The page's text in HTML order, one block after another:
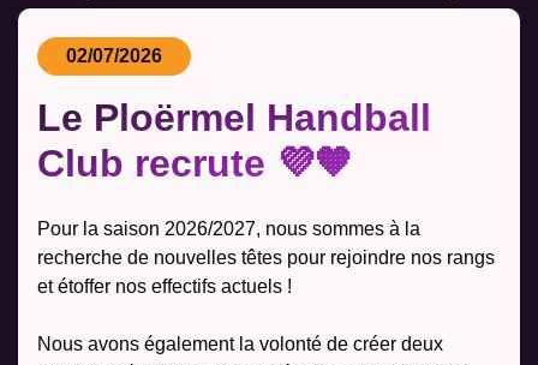
02/07/2026
Le Ploërmel Handball
Club recrute 💜🧡
Pour la saison 2026/2027, nous sommes à la
recherche de nouvelles têtes pour rejoindre nos rangs
et étoffer nos effectifs actuels !
Nous avons également la volonté de créer deux